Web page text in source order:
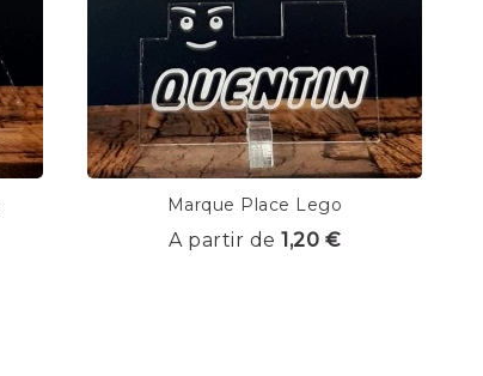
Marque Place Lego
A partir de1,20 €